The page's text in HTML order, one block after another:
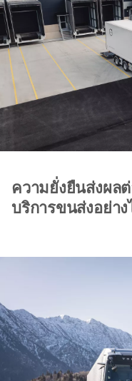
ความยั่งยืนส่งผล
บริการขนส่งอย่าง